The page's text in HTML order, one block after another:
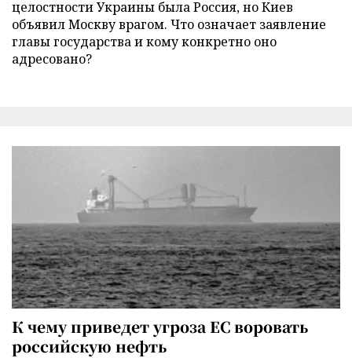
целостности Украины была Россия, но Киев
объявил Москву врагом. Что означает заявление
главы государства и кому конкретно оно
адресовано?
К чему приведет угроза ЕС воровать
российскую нефть